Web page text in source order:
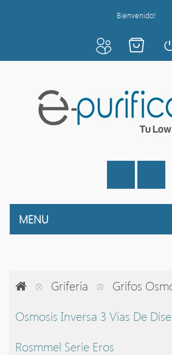
Bienvenido!
MENU
Grifería Grifos
Osmosis Inversa 3 Vías De
Rosmmel Serie Eros